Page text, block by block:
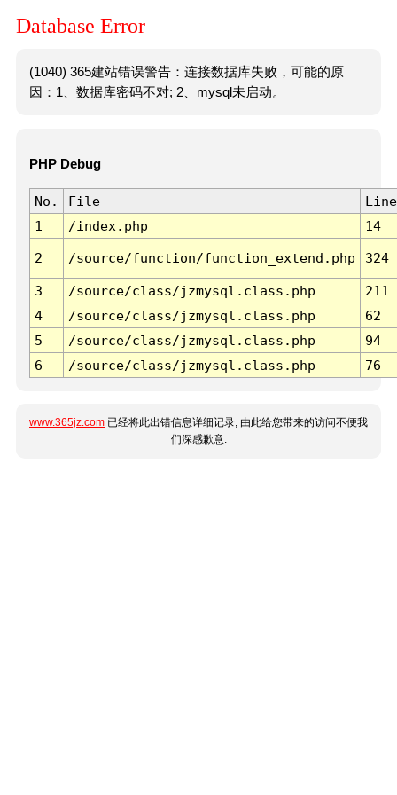
Database Error
(1040) 365建站错误警告：连接数据库失败，可能的原
因：1、数据库密码不对; 2、mysql未启动。
PHP Debug
No. File
Line
1
/index.php 14
2 /source/function/function_extend.php 324
3 /source/class/jzmysql.class.php
211
4
/source/class/jzmysql.class.php
62
5
/source/class/jzmysql.class.php
94
6
/source/class/jzmysql.class.php 76
www.365jz.com 已经将此出错信息详细记录, 由此给您带来的访问不便我
们深感歉意.